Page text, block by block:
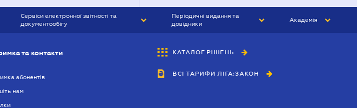
Сервіси електронної звітності та
документообігу
Періодичні видання та
довідники
БУХГАЛТЕР&ЗАКОН
ВІСНИК МСФЗ
Академія
та контакти
абонентів
нам
КАТАЛОГ РІШЕНЬ
ВСІ ТАРИФИ ЛІГА:ЗАКОН